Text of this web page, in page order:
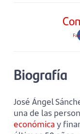
Biografía
José Ángel
una de las
económica y